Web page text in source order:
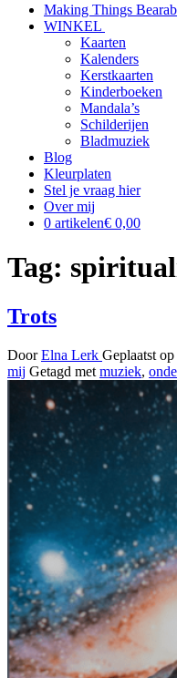
Off
canvas
Making Things
WINKEL
Kaarten
Kalenders
Kerstkaarten
Kinderboeken
Mandala’s
Schilderijen
Bladmuziek
Blog
Kleurplaten
Stel je vraag hier
Over mij
0 artikelen€ 0,00
Tag:
Trots
DoorElna Lerk Geplaatst op
mij Getagd met muziek,